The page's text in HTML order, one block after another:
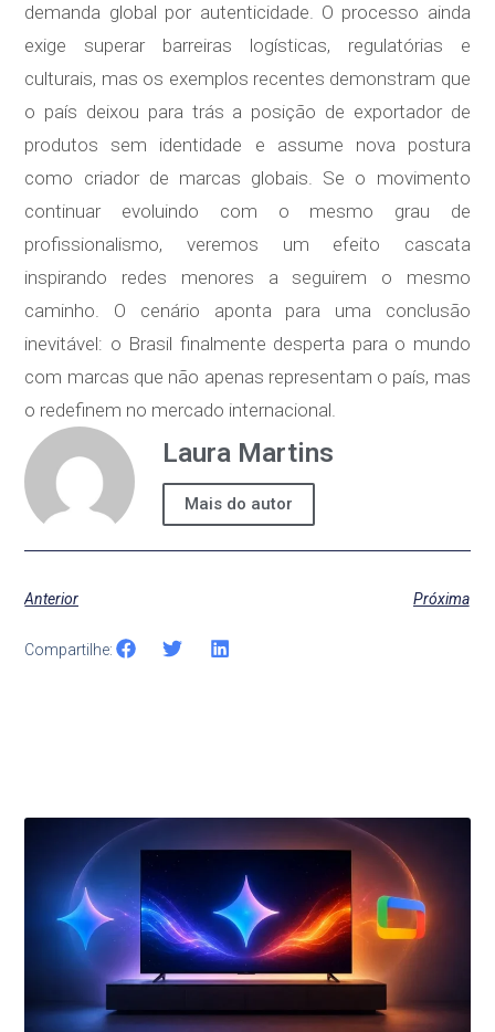
demanda global por autenticidade. O processo ainda
exige superar barreiras logísticas, regulatórias e
culturais, mas os exemplos recentes demonstram que
o país deixou para trás a posição de exportador de
produtos sem identidade e assume nova postura
como criador de marcas globais. Se o movimento
continuar evoluindo com o mesmo grau de
profissionalismo, veremos um efeito cascata
inspirando redes menores a seguirem o mesmo
caminho. O cenário aponta para uma conclusão
inevitável: o Brasil finalmente desperta para o mundo
com marcas que não apenas representam o país, mas
o redefinem no mercado internacional.
Laura Martins
Mais do autor
Anterior Próxima
Compartilhe:
Últimas Notícias